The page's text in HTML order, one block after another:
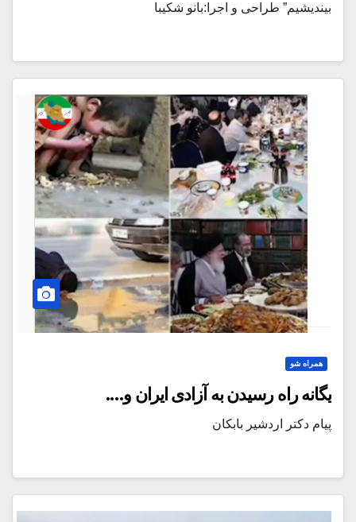
بیندیشیم” طراحی و اجرا:بانو شکیبا
همراه شو
یگانه راه رسیدن به آزادی ایران و….
پیام دکتر اردشیر بابکان